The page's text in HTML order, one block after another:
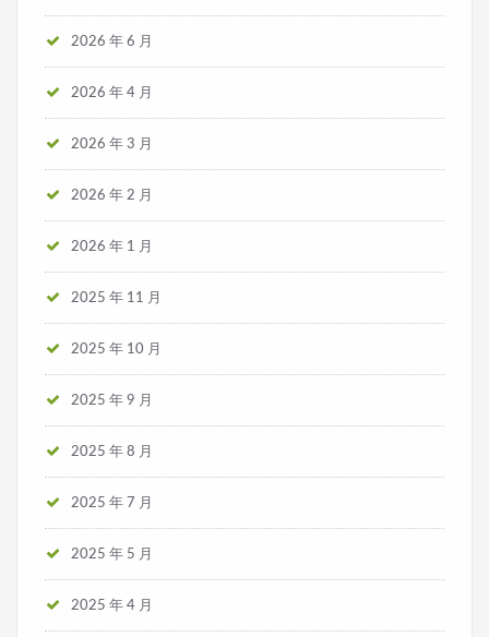
2026 年 6 月
2026 年 4 月
2026 年 3 月
2026 年 2 月
2026 年 1 月
2025 年 11 月
2025 年 10 月
2025 年 9 月
2025 年 8 月
2025 年 7 月
2025 年 5 月
2025 年 4 月